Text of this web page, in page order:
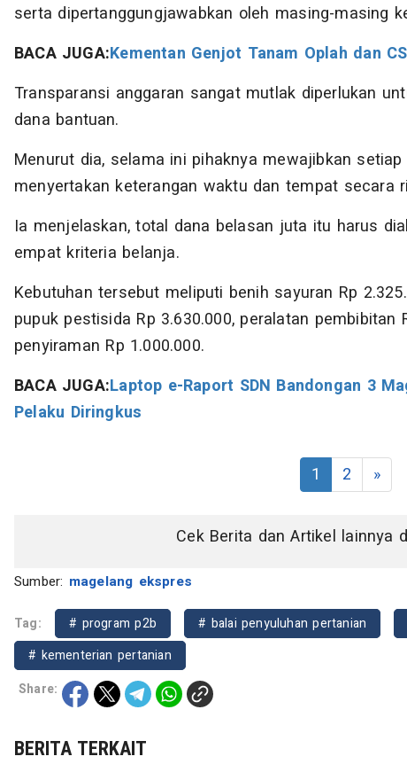
serta dipertanggungjawabkan oleh masing-masing
BACA JUGA:Kementan Genjot Tanam Oplah dan
Transparansi anggaran sangat mutlak diperlukan
dana bantuan.
Menurut dia, selama ini pihaknya mewajibkan
menyertakan keterangan waktu dan tempat secara
Ia menjelaskan, total dana belasan juta itu harus
empat kriteria belanja.
Kebutuhan tersebut meliputi benih sayuran Rp
pupuk pestisida Rp 3.630.000, peralatan pembibitan
penyiraman Rp 1.000.000.
BACA JUGA:Laptop e-Raport SDN Bandongan 3
Pelaku Diringkus
1 2 »
Cek Berita dan Artikel lainnya
Sumber: magelang ekspres
Tag: # program p2b # balai penyuluhan pertanian
# kementerian pertanian
Share:
BERITA TERKAIT